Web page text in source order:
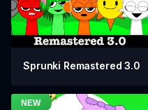
Sprunki Remastered 3.0